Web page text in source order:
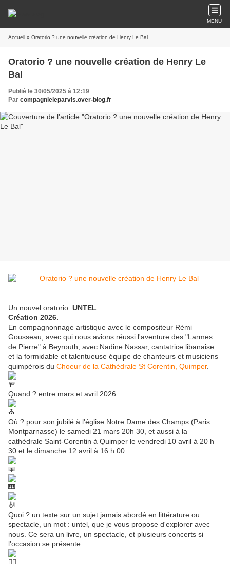
MENU
Accueil » Oratorio ? une nouvelle création de Henry Le Bal
Oratorio ? une nouvelle création de Henry Le
Bal
Publié le 30/05/2025 à 12:19
Par compagnieleparvis.over-blog.fr
Un nouvel oratorio. UNTEL
Création 2026.
En compagnonnage artistique avec le compositeur Rémi
Gousseau, avec qui nous avions réussi l'aventure des "Larmes
de Pierre" à Beyrouth, avec Nadine Nassar, cantatrice libanaise
et la formidable et talentueuse équipe de chanteurs et musiciens
quimpérois du Choeur de la Cathédrale St Corentin, Quimper.
Quand ? entre mars et avril 2026.
Où ? pour son jubilé à l'église Notre Dame des Champs (Paris
Montparnasse) le samedi 21 mars 20h 30, et aussi à la
cathédrale Saint-Corentin à Quimper le vendredi 10 avril à 20 h
30 et le dimanche 12 avril à 16 h 00.
Quoi ? un texte sur un sujet jamais abordé en littérature ou
spectacle, un mot : untel, que je vous propose d'explorer avec
nous. Ce sera un livre, un spectacle, et plusieurs concerts si
l'occasion se présente.